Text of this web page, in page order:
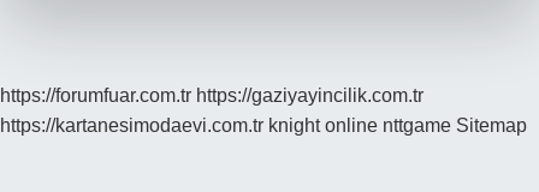
https://forumfuar.com.tr https://gaziyayincilik.com.tr
https://kartanesimodaevi.com.tr knight online nttgame Sitemap